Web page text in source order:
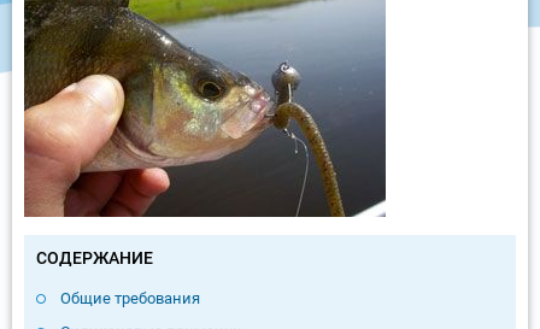
СОДЕРЖАНИЕ
Общие требования